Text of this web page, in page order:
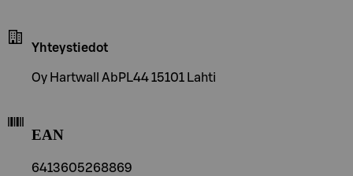
Yhteystiedot
Oy Hartwall AbPL44 15101 Lahti
EAN
6413605268869